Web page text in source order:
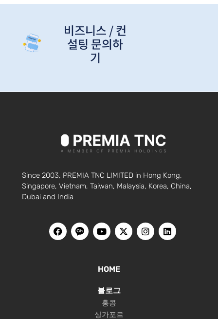
비즈니스 / 컨
설팅 문의하
기
Since 2003, PREMIA TNC LIMITED in Hong Kong,
Singapore, Vietnam, Taiwan, Malaysia, Korea, China,
Dubai and India
HOME
블로그
홍콩
싱가포르